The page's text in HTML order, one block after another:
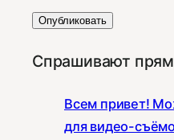
Спрашивают
Всем привет!
для видео-